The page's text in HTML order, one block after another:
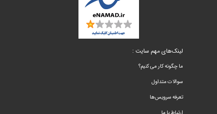
لینک‌های مهم سایت :
ما چگونه کار می کنیم؟
سوالات متداول
تعرفه سرویس‌ها